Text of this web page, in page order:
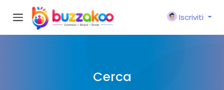
Iscriviti
Cerca